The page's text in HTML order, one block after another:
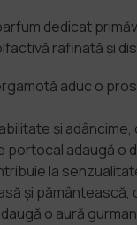
dedicat
rafinată și
aduc o
și
portocal adaugă o
la
și
o aură